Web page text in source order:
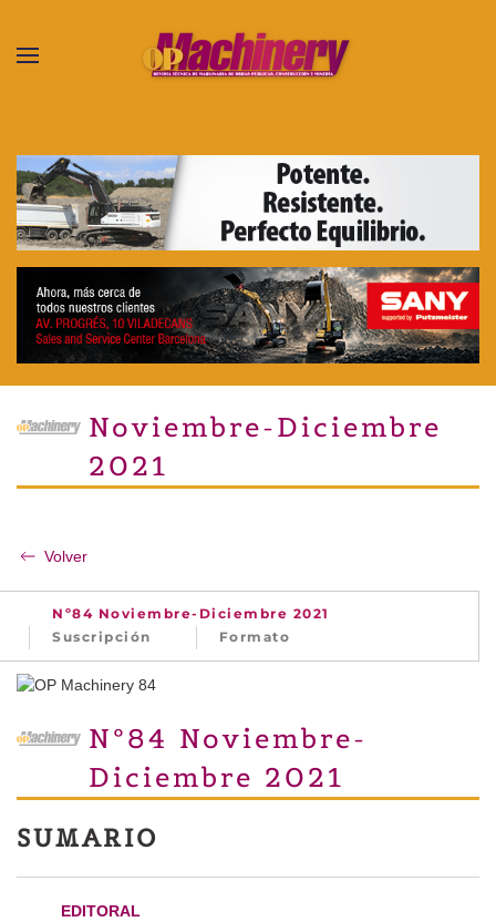
Skip to main content
Noviembre-Diciembre
2021
Volver
Nº84 Noviembre-Diciembre 2021
Suscripción
Formato
Nº84 Noviembre-
Diciembre 2021
SUMARIO
EDITORAL